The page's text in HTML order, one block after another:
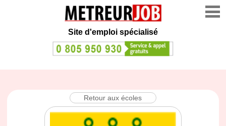
Site d'emploi spécialisé
Retour aux écoles